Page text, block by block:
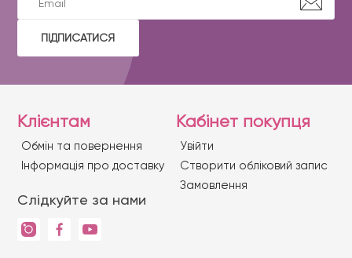
ПІДПИСАТИСЯ
Клієнтам
Обмін та повернення
Iнформація про доставку
Слідкуйте за нами
Кабінет покупця
Увійти
Створити обліковий запис
Замовлення